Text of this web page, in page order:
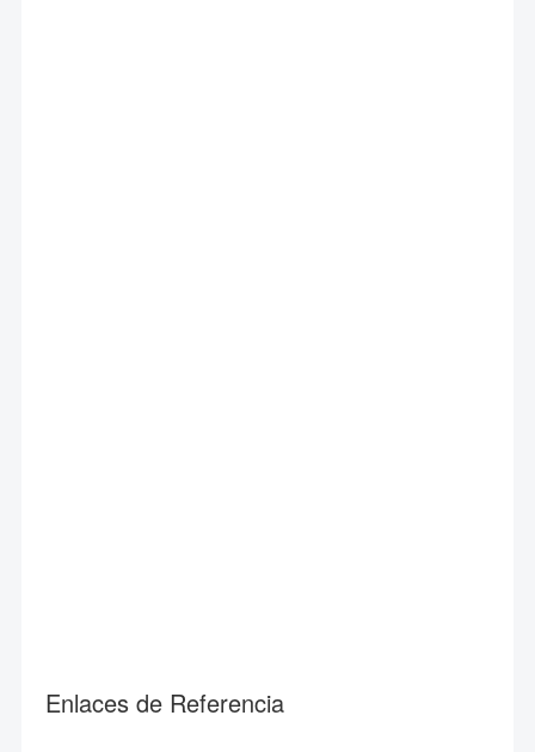
Enlaces de Referencia